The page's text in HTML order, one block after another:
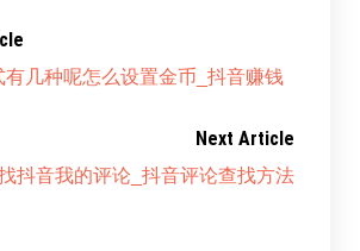
有几种呢怎么设置金币_抖音赚钱
Next Article
抖音我的评论_抖音评论查找方法